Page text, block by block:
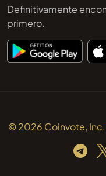
Definitivamente
primero.
© 2026 Coinvote,